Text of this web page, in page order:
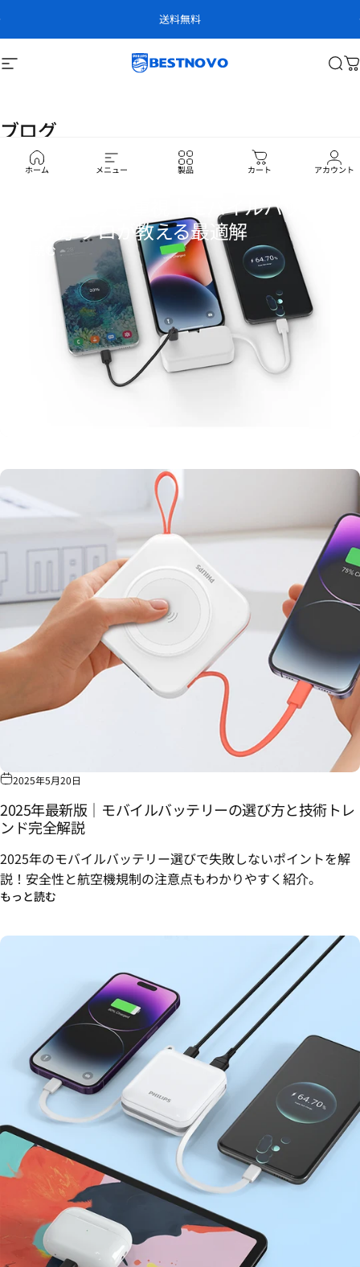
送料無料スライドショーを一時停止
サイトナビゲーションベストノボ 検索
ホーム メニュー 製品 カート アカウント
ブログ
2025年5月21日
持ち運びやすさ重視｜モバイルバッテリー
の選び方 プロが教える最適解
もっと読む
2025年5月20日
2025年最新版｜モバイルバッテリーの選び方と技術トレ
ンド完全解説
2025年のモバイルバッテリー選びで失敗しないポイントを解
説！ 安全性と航空機規制の注意点もわかりやすく紹介。
もっと読む